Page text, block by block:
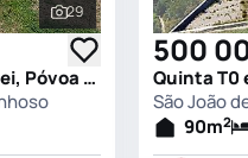
Ver todas as
29
Quinta T0 em São João de Rei, Póvoa de Lanhoso
500
São João
90m2